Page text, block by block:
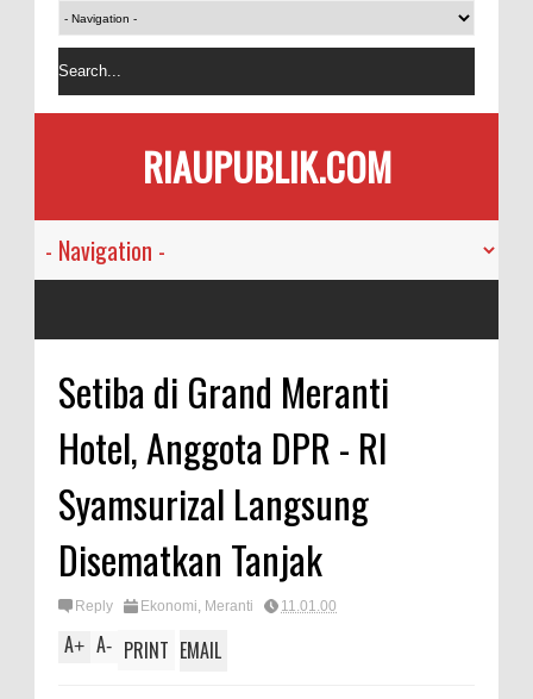
RIAUPUBLIK.COM
Setiba di Grand Meranti
Hotel, Anggota DPR - RI
Syamsurizal Langsung
Disematkan Tanjak
Reply Ekonomi, Meranti 11.01.00
A+ A- PRINT EMAIL